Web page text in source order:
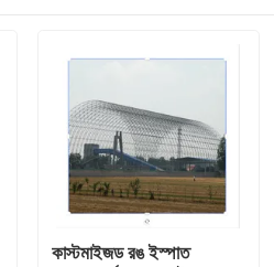
কাস্টমাইজড রঙ ইস্পাত